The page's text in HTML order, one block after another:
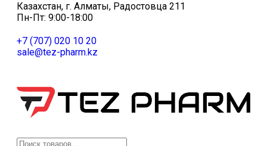
Казахстан, г. Алматы, Радостовца 211
Пн-Пт: 9:00-18:00
+7 (707) 020 10 20
sale@tez-pharm.kz